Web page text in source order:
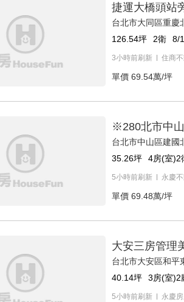
捷運大橋頭站
台北市大同區重慶
126.54坪 2衛 8/
3小時前刷新 住商
單價 69.54萬/坪
※280北市中
台北市中山區建國
35.26坪 4房(室)2
5小時前刷新 永慶
單價 69.48萬/坪
大安三房管理
台北市大安區和平
40.14坪 3房(室)2
5小時前刷新 永慶